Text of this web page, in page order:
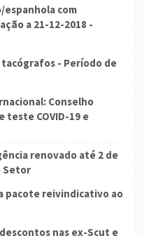
com
a 21-12-2018 -
- Período de
Conselho
teste COVID-19 e
renovado até 2 de
Setor
pacote reivindicativo ao
nas ex-Scut e